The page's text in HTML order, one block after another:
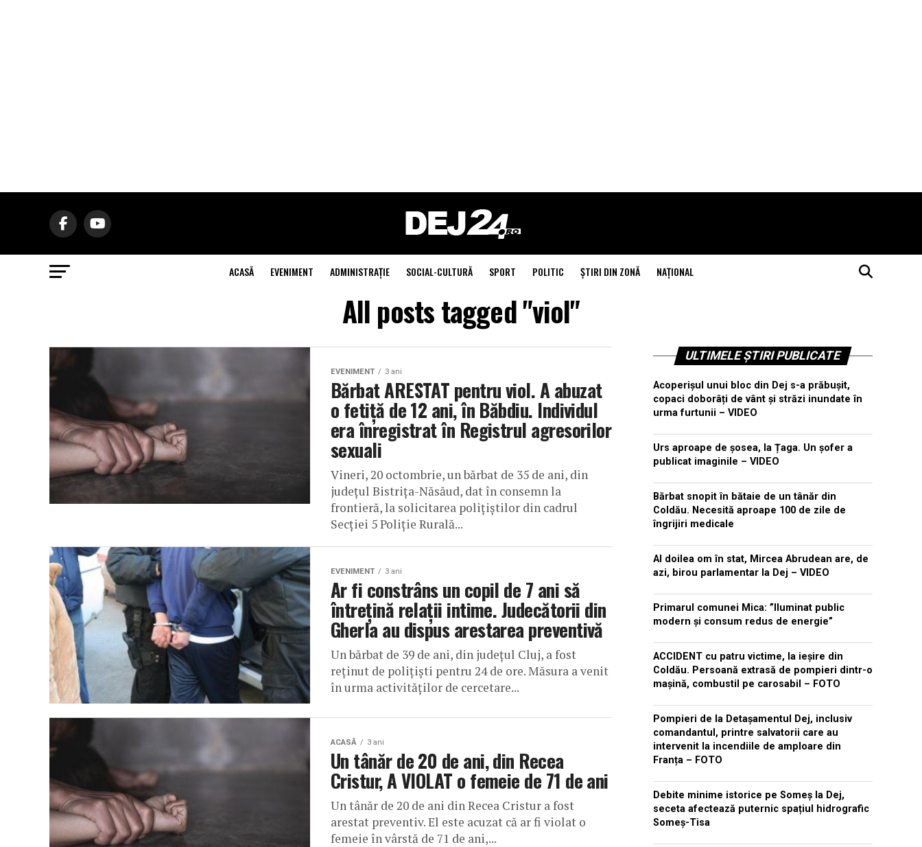
ACASĂ EVENIMENT ADMINISTRAŢIE SOCIAL-CULTURĂ SPORT POLITIC ŞTIRI DIN ZONĂ NAŢIONAL
All posts tagged "viol"
EVENIMENT 3 ani
Bărbat ARESTAT pentru viol. A abuzat
o fetiță de 12 ani, în Băbdiu. Individul
era înregistrat în Registrul agresorilor
sexuali
Vineri, 20 octombrie, un bărbat de 35 de ani, din
județul Bistrița-Năsăud, dat în consemn la
frontieră, la solicitarea polițiștilor din cadrul
Secției 5 Poliție Rurală...
EVENIMENT 3 ani
Ar fi constrâns un copil de 7 ani să
întrețină relații intime. Judecătorii din
Gherla au dispus arestarea preventivă
Un bărbat de 39 de ani, din județul Cluj, a fost
reținut de polițiști pentru 24 de ore. Măsura a venit
în urma activităților de cercetare...
ACASĂ 3 ani
Un tânăr de 20 de ani, din Recea
Cristur, A VIOLAT o femeie de 71 de ani
Un tânăr de 20 de ani din Recea Cristur a fost
arestat preventiv. El este acuzat că ar fi violat o
femeie în vârstă de 71 de ani,...
ULTIMELE ȘTIRI PUBLICATE
Acoperișul unui bloc din Dej s-a prăbușit,
copaci doborâți de vânt și străzi inundate în
urma furtunii – VIDEO
Urs aproape de șosea, la Țaga. Un șofer a
publicat imaginile – VIDEO
Bărbat snopit în bătaie de un tânăr din
Coldău. Necesită aproape 100 de zile de
îngrijiri medicale
Al doilea om în stat, Mircea Abrudean are, de
azi, birou parlamentar la Dej – VIDEO
Primarul comunei Mica: ”Iluminat public
modern și consum redus de energie”
ACCIDENT cu patru victime, la ieșire din
Coldău. Persoană extrasă de pompieri dintr-o
mașină, combustil pe carosabil – FOTO
Pompieri de la Detașamentul Dej, inclusiv
comandantul, printre salvatorii care au
intervenit la incendiile de amploare din
Franța – FOTO
Debite minime istorice pe Someș la Dej,
seceta afectează puternic spațiul hidrografic
Someș-Tisa